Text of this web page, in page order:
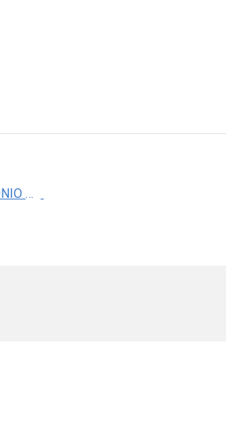
DR. ALEJANDRO ANTONIO REYES SANCHEZ